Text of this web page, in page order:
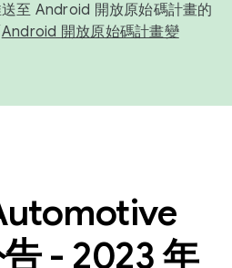
至 Android 開放原始碼計畫的
Android 開放原始碼計畫變
- 2023 年